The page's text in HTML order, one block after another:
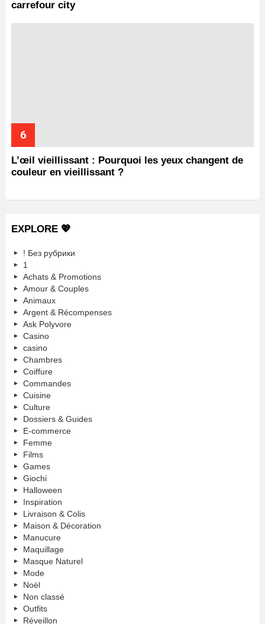
carrefour city
L’œil vieillissant : Pourquoi les yeux changent de
couleur en vieillissant ?
EXPLORE 💖
! Без рубрики
1
Achats & Promotions
Amour & Couples
Animaux
Argent & Récompenses
Ask Polyvore
Casino
casino
Chambres
Coiffure
Commandes
Cuisine
Culture
Dossiers & Guides
E-commerce
Femme
Films
Games
Giochi
Halloween
Inspiration
Livraison & Colis
Maison & Décoration
Manucure
Maquillage
Masque Naturel
Mode
Noël
Non classé
Outfits
Réveillon